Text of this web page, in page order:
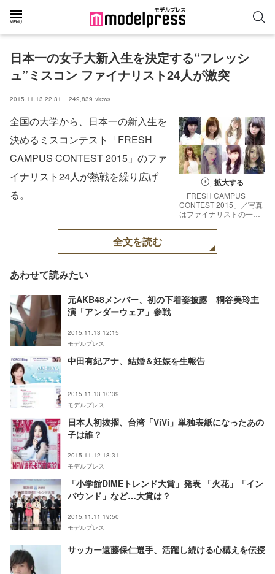
日本一の女子大新入生を決定する“フレッシ
ュ”ミスコン ファイナリスト24人が激突
2015.11.13 22:31 249,839 views
拡大する
「FRESH CAMPUS
CONTEST 2015」／写真
はファイナリストの一部
全国の大学から、日本一の新入生を
決めるミスコンテスト「FRESH
CAMPUS CONTEST 2015」のファ
イナリスト24人が熱戦を繰り広げ
る。
全文を読む
あわせて読みたい
元AKB48メンバー、初の下着姿披露 桐谷美玲主
演「アンダーウェア」参戦
2015.11.13 12:15
モデルプレス
中田有紀アナ、結婚＆妊娠を生報告
2015.11.13 10:39
モデルプレス
日本人初抜擢、台湾「ViVi」単独表紙になったあの
子は誰？
2015.11.12 18:31
モデルプレス
「小学館DIMEトレンド大賞」発表 「火花」「イン
バウンド」など…大賞は？
2015.11.11 19:50
モデルプレス
サッカー遠藤保仁選手、活躍し続ける心構えを伝授